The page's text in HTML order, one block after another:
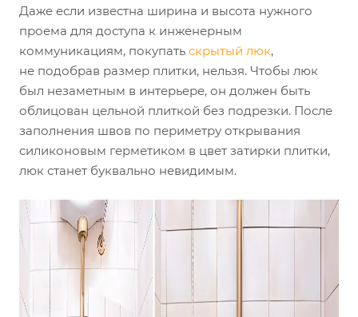
Даже если известна ширина и высота нужного
проема для доступа к инженерным
коммуникациям, покупать скрытый люк,
не подобрав размер плитки, нельзя. Чтобы люк
был незаметным в интерьере, он должен быть
облицован цельной плиткой без подрезки. После
заполнения швов по периметру открывания
силиконовым герметиком в цвет затирки плитки,
люк станет буквально невидимым.